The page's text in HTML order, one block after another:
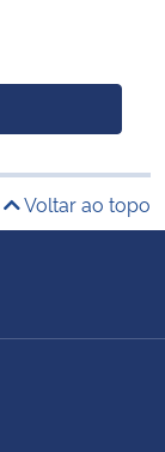
Voltar ao topo